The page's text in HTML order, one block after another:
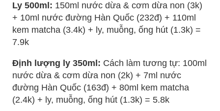
Ly 500ml: 150ml nước dừa & cơm dừa non (3k)
+ 10ml nước đường Hàn Quốc (232đ) + 110ml
kem matcha (3.4k) + ly, muỗng, ống hút (1.3k) =
7.9k
Định lượng ly 350ml: Cách làm tương tự: 100ml
nước dừa & cơm dừa non (2k) + 7ml nước
đường Hàn Quốc (163đ) + 80ml kem matcha
(2.4k) + ly, muỗng, ống hút (1.3k) = 5.8k